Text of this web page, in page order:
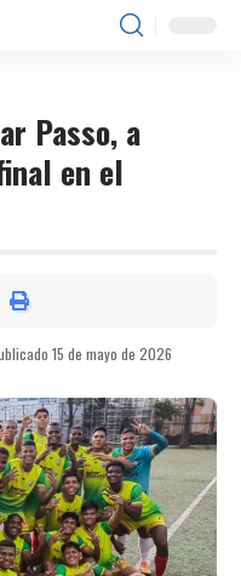
Passo, a
en el
15 de mayo de 2026